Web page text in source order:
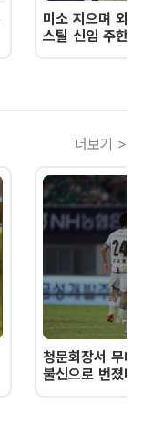
미소 지으며 외
스틸 신임 주한
더보기 >
청문회장서 무너
불신으로 번졌